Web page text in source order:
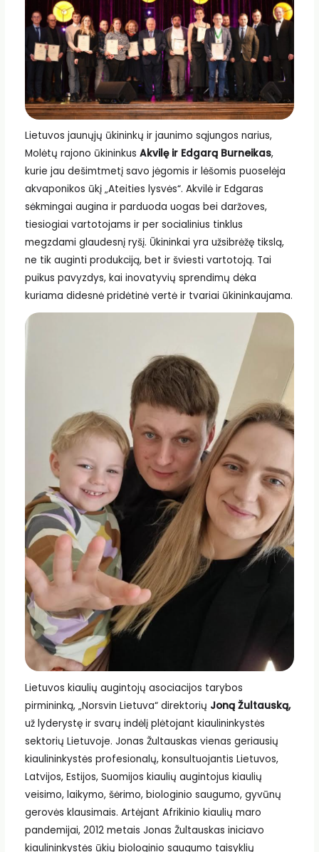
Lietuvos jaunųjų ūkininkų ir jaunimo sąjungos narius,
Molėtų rajono ūkininkus Akvilę ir Edgarą Burneikas,
kurie jau dešimtmetį savo jėgomis ir lėšomis puoselėja
akvaponikos ūkį „Ateities lysvės“. Akvilė ir Edgaras
sėkmingai augina ir parduoda uogas bei daržoves,
tiesiogiai vartotojams ir per socialinius tinklus
megzdami glaudesnį ryšį. Ūkininkai yra užsibrėžę tikslą,
ne tik auginti produkciją, bet ir šviesti vartotoją. Tai
puikus pavyzdys, kai inovatyvių sprendimų dėka
kuriama didesnė pridėtinė vertė ir tvariai ūkininkaujama.
Lietuvos kiaulių augintojų asociacijos tarybos
pirmininką, „Norsvin Lietuva“ direktorių Joną Žultauską,
už lyderystę ir svarų indėlį plėtojant kiaulininkystės
sektorių Lietuvoje. Jonas Žultauskas vienas geriausių
kiaulininkystės profesionalų, konsultuojantis Lietuvos,
Latvijos, Estijos, Suomijos kiaulių augintojus kiaulių
veisimo, laikymo, šėrimo, biologinio saugumo, gyvūnų
gerovės klausimais. Artėjant Afrikinio kiaulių maro
pandemijai, 2012 metais Jonas Žultauskas iniciavo
kiaulininkystės ūkių biologinio saugumo taisyklių